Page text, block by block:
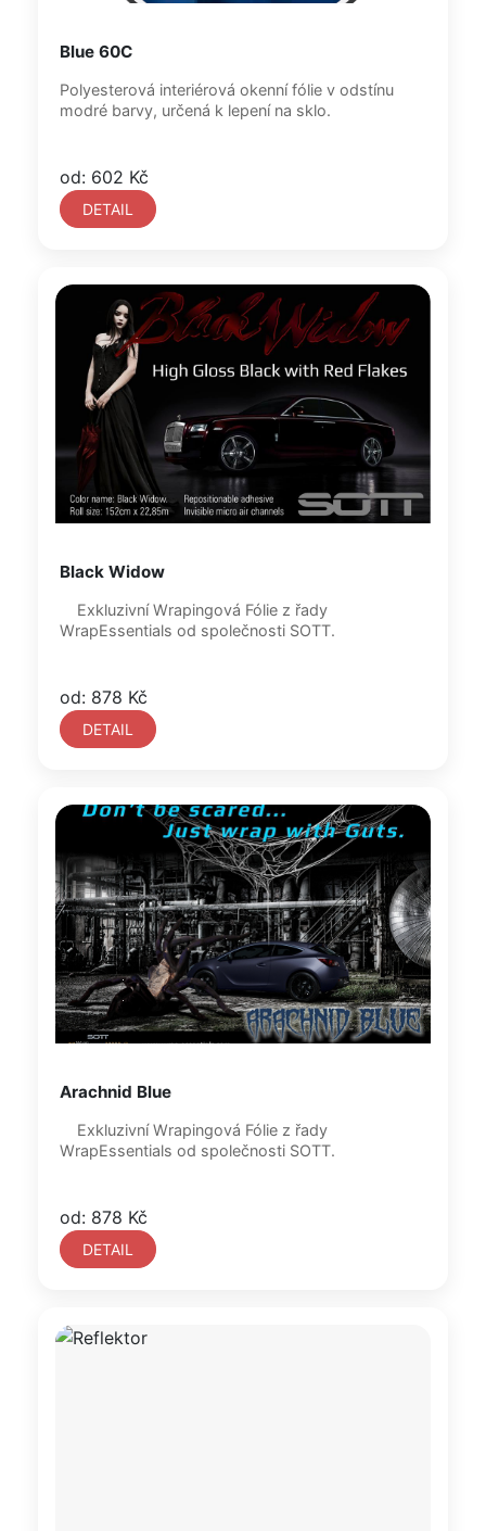
Blue 60C
Polyesterová interiérová okenní fólie v odstínu
modré barvy, určená k lepení na sklo.
od: 602 Kč
DETAIL
Black Widow
WrapEssentials od společnosti SOTT.
od: 878 Kč
DETAIL
Arachnid Blue
WrapEssentials od společnosti SOTT.
od: 878 Kč
DETAIL